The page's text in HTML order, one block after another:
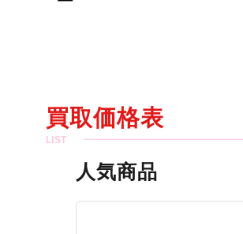
買取価格表
人気商品